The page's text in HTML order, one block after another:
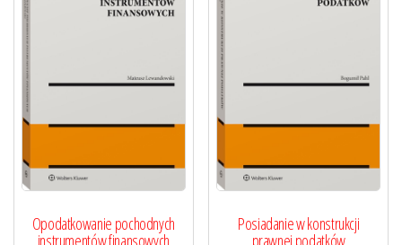
Opodatkowanie pochodnych
instrumentów finansowych
Posiadanie w konstrukcji
prawnej podatków